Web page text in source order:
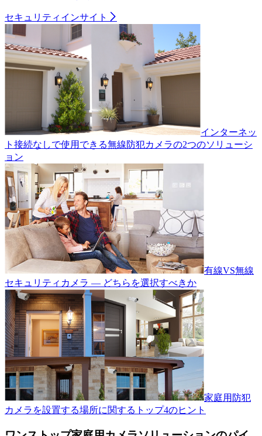
セキュリティインサイト
インターネッ
ト接続なしで使用できる無線防犯カメラの2つのソリューシ
ョン
有線VS無線
セキュリティカメラ — どちらを選択すべきか
家庭用防犯
カメラを設置する場所に関するトップ4のヒント